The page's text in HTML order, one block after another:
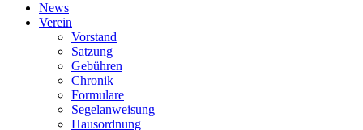
News
Verein
Vorstand
Satzung
Gebühren
Chronik
Formulare
Segelanweisung
Hausordnung